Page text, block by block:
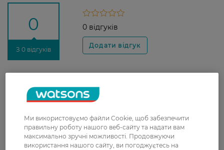
0
З 0 відгуків
0 відгуків
Нова пошта
У відділення Нової пошти - 99 грн,
безкоштовно від 699 грн
Укрпошта
Ми використовуємо файли Cookie, щоб забезпечити
правильну роботу нашого веб-сайту та надати вам
максимально зручні можливості. Продовжуючи
використання нашого сайту, ви погоджуєтесь на